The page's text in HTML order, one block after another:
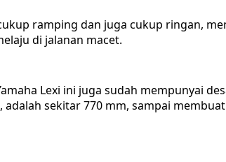
ramping dan juga cukup ringan,
di jalanan macet.
Lexi ini juga sudah mempunyai
sekitar 770 mm, sampai